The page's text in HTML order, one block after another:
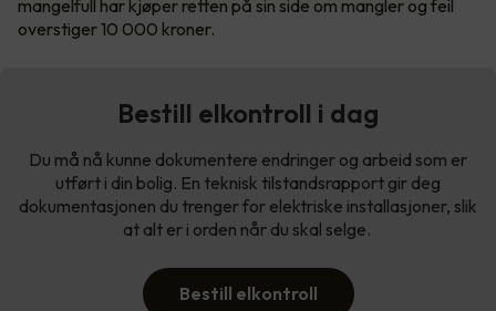
mangelfull har kjøper retten på sin side om mangler og feil
overstiger 10 000 kroner.
Bestill elkontroll i dag
Du må nå kunne dokumentere endringer og arbeid som er
utført i din bolig. En teknisk tilstandsrapport gir deg
dokumentasjonen du trenger for elektriske installasjoner, slik
at alt er i orden når du skal selge.
Bestill elkontroll